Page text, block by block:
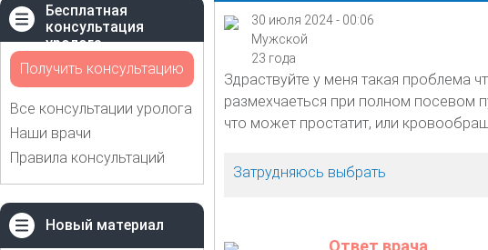
Бесплатная
консультация
уролога
Получить консультацию
Все консультации уролога
Наши врачи
Правила консультаций
Новый материал
30 июля 2024 - 00:06
Мужской
23 года
Здраствуйте у меня такая проблема
размехчаеться при полном посевом
что может простатит, или
Затрудняюсь выбрать
Ответ врача